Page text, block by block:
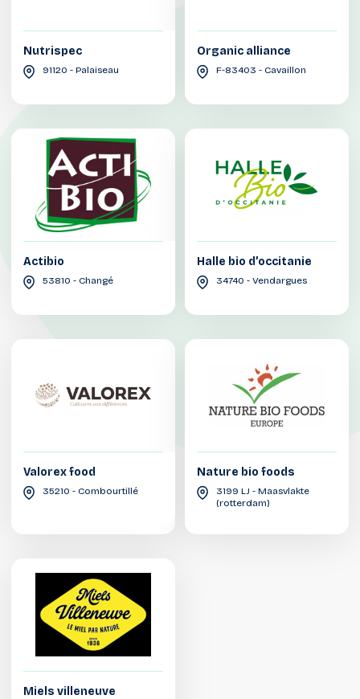
Nutrispec
91120 - Palaiseau
Organic alliance
F-83403 - Cavaillon
Actibio
53810 - Changé
Halle bio d’occitanie
34740 - Vendargues
Valorex food
35210 - Combourtillé
Nature bio foods
3199 LJ - Maasvlakte
(rotterdam)
Miels villeneuve